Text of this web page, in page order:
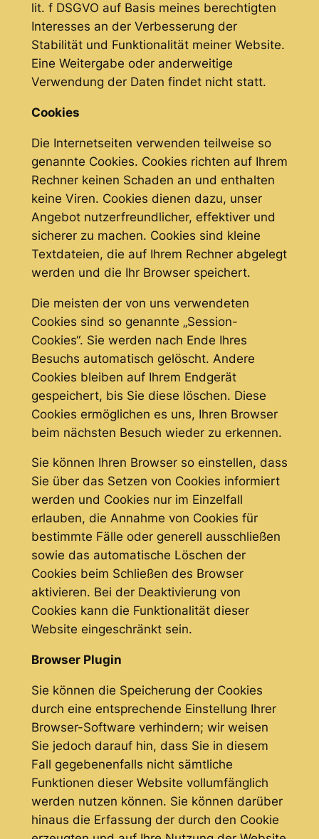
lit. f DSGVO auf Basis meines berechtigten
Interesses an der Verbesserung der
Stabilität und Funktionalität meiner Website.
Eine Weitergabe oder anderweitige
Verwendung der Daten findet nicht statt.
Cookies
Die Internetseiten verwenden teilweise so
genannte Cookies. Cookies richten auf Ihrem
Rechner keinen Schaden an und enthalten
keine Viren. Cookies dienen dazu, unser
Angebot nutzerfreundlicher, effektiver und
sicherer zu machen. Cookies sind kleine
Textdateien, die auf Ihrem Rechner abgelegt
werden und die Ihr Browser speichert.
Die meisten der von uns verwendeten
Cookies sind so genannte „Session-
Cookies“. Sie werden nach Ende Ihres
Besuchs automatisch gelöscht. Andere
Cookies bleiben auf Ihrem Endgerät
gespeichert, bis Sie diese löschen. Diese
Cookies ermöglichen es uns, Ihren Browser
beim nächsten Besuch wieder zu erkennen.
Sie können Ihren Browser so einstellen, dass
Sie über das Setzen von Cookies informiert
werden und Cookies nur im Einzelfall
erlauben, die Annahme von Cookies für
bestimmte Fälle oder generell ausschließen
sowie das automatische Löschen der
Cookies beim Schließen des Browser
aktivieren. Bei der Deaktivierung von
Cookies kann die Funktionalität dieser
Website eingeschränkt sein.
Browser Plugin
Sie können die Speicherung der Cookies
durch eine entsprechende Einstellung Ihrer
Browser-Software verhindern; wir weisen
Sie jedoch darauf hin, dass Sie in diesem
Fall gegebenenfalls nicht sämtliche
Funktionen dieser Website vollumfänglich
werden nutzen können. Sie können darüber
hinaus die Erfassung der durch den Cookie